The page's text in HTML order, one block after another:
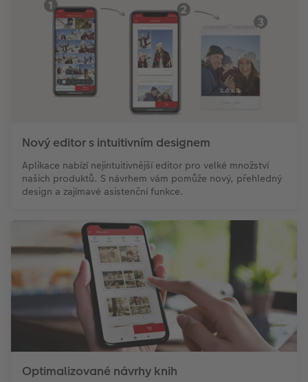
Nový editor s intuitivním designem
Aplikace nabízí nejintuitivnější editor pro velké množství
našich produktů. S návrhem vám pomůže nový, přehledný
design a zajímavé asistenční funkce.
Optimalizované návrhy knih